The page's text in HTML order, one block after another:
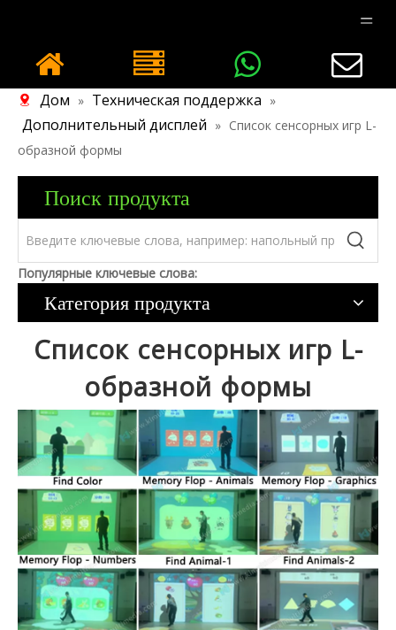
Дом » Техническая поддержка »
Дополнительный дисплей » Список сенсорных игр L-
образной формы
Поиск продукта
Популярные ключевые слова:
Категория продукта
Список сенсорных игр L-
образной формы